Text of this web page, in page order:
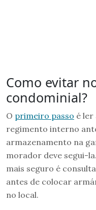
Como evitar
condominial?
O primeiro passo é ler
regimento interno
armazenamento na
morador deve segui-
mais seguro é
antes de colocar
no local.